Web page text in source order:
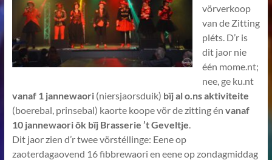
vörverkoop
van de Zitting
pléts. D’r is
dit jaor nie
één mome.nt;
nee, ge ku.nt
vanaf 1 jannewaori(niersjaorsduik) bïj al o.ns aktiviteite
(boerebal, prinsebal) kaorte koope vör de zitting én vanaf
10 jannewaori ôk bïj Brasserie ’t Geveltje.
Dit jaor zien d’r twee vörstéllinge: Eene op
zaoterdagaovend 16 fibbrewaori en eene op zondagmiddag